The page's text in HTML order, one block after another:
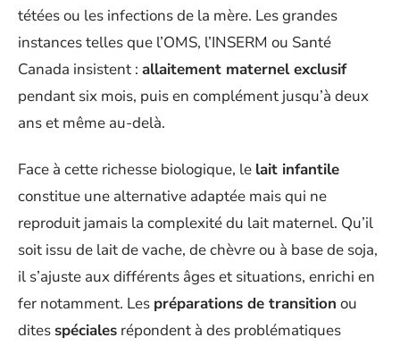
tétées ou les infections de la mère. Les grandes
instances telles que l’OMS, l’INSERM ou Santé
Canada insistent : allaitement maternel exclusif
pendant six mois, puis en complément jusqu’à deux
ans et même au-delà.
Face à cette richesse biologique, le lait infantile
constitue une alternative adaptée mais qui ne
reproduit jamais la complexité du lait maternel. Qu’il
soit issu de lait de vache, de chèvre ou à base de soja,
il s’ajuste aux différents âges et situations, enrichi en
fer notamment. Les préparations de transition ou
dites spéciales répondent à des problématiques